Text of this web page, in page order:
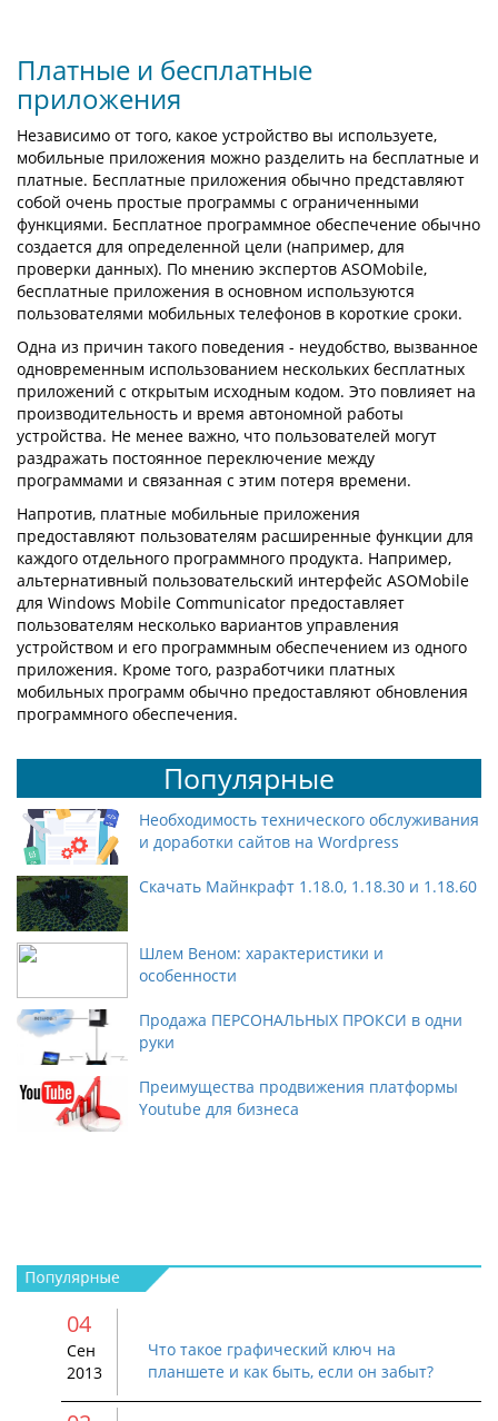
Платные и бесплатные
приложения
Независимо от того, какое устройство вы используете,
мобильные приложения можно разделить на бесплатные и
платные. Бесплатные приложения обычно представляют
собой очень простые программы с ограниченными
функциями. Бесплатное программное обеспечение обычно
создается для определенной цели (например, для
проверки данных). По мнению экспертов ASOMobile,
бесплатные приложения в основном используются
пользователями мобильных телефонов в короткие сроки.
Одна из причин такого поведения - неудобство, вызванное
одновременным использованием нескольких бесплатных
приложений с открытым исходным кодом. Это повлияет на
производительность и время автономной работы
устройства. Не менее важно, что пользователей могут
раздражать постоянное переключение между
программами и связанная с этим потеря времени.
Напротив, платные мобильные приложения
предоставляют пользователям расширенные функции для
каждого отдельного программного продукта. Например,
альтернативный пользовательский интерфейс ASOMobile
для Windows Mobile Communicator предоставляет
пользователям несколько вариантов управления
устройством и его программным обеспечением из одного
приложения. Кроме того, разработчики платных
мобильных программ обычно предоставляют обновления
программного обеспечения.
Популярные
Необходимость технического обслуживания
и доработки сайтов на Wordpress
Скачать Майнкрафт 1.18.0, 1.18.30 и 1.18.60
Шлем Веном: характеристики и
особенности
Продажа ПЕРСОНАЛЬНЫХ ПРОКСИ в одни
руки
Преимущества продвижения платформы
Youtube для бизнеса
04
Сен
2013
Что такое графический ключ на
планшете и как быть, если он забыт?